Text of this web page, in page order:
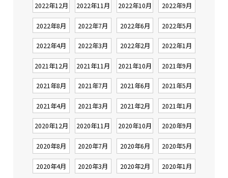
2022年12月 2022年11月 2022年10月 2022年9月
2022年8月 2022年7月 2022年6月 2022年5月
2022年4月 2022年3月 2022年2月 2022年1月
2021年12月 2021年11月 2021年10月 2021年9月
2021年8月 2021年7月 2021年6月 2021年5月
2021年4月 2021年3月 2021年2月 2021年1月
2020年12月 2020年11月 2020年10月 2020年9月
2020年8月 2020年7月 2020年6月 2020年5月
2020年4月 2020年3月 2020年2月 2020年1月